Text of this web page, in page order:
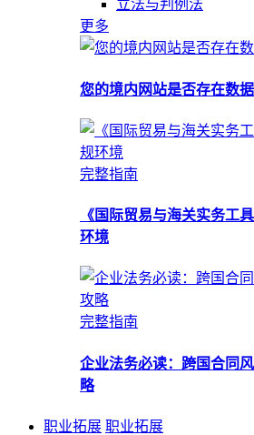
立法与判例法
更多
您的境内网站是否存在数据
完整指南
《国际贸易与海关实务工
环境
完整指南
企业法务必读：跨国合同
略
职业拓展 职业拓展